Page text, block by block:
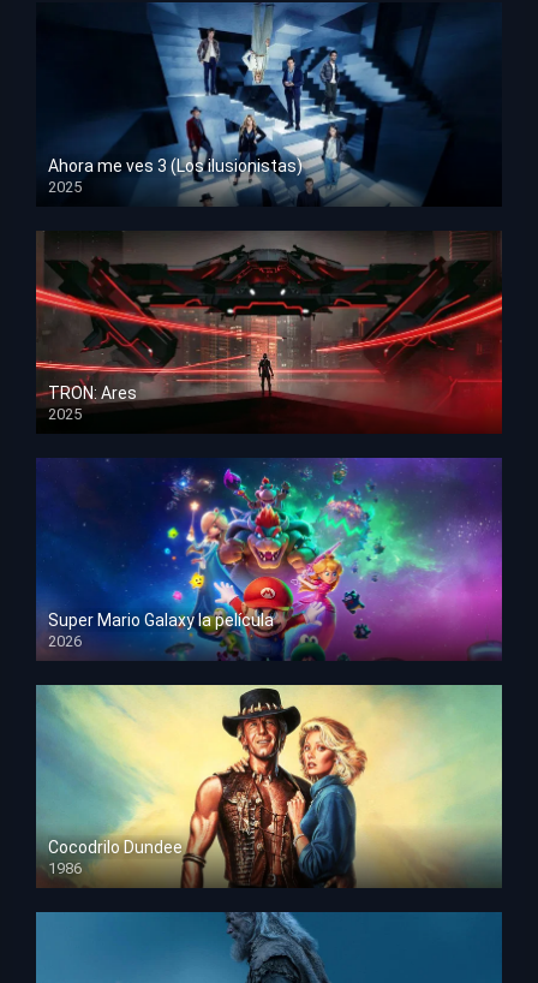
Ahora me ves 3 (Los ilusionistas)
2025
HD 1080p
TRON: Ares
2025
HD 1080p
Super Mario Galaxy la película
2026
HD 1080p
Cocodrilo Dundee
1986
HD 1080p